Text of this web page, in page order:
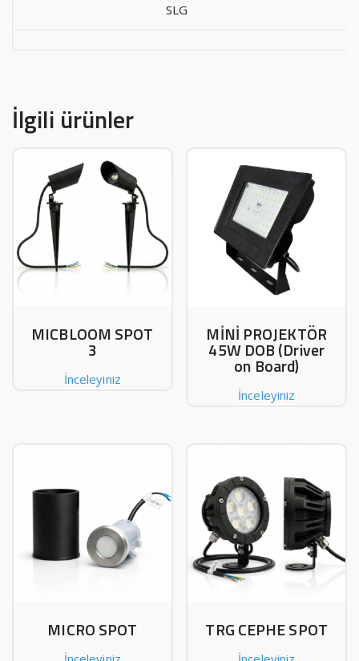
SLG
İlgili ürünler
MICBLOOM SPOT
3
İnceleyiniz
MİNİ PROJEKTÖR
45W DOB (Driver
on Board)
İnceleyiniz
MICRO SPOT TRG CEPHE SPOT